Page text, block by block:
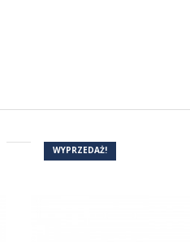
WYPRZEDAŻ!